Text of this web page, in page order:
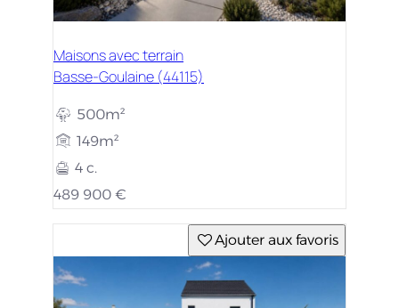
Maisons avec terrain
Basse-Goulaine (44115)
500m²
149m²
4 c.
489 900 €
Ajouter aux favoris